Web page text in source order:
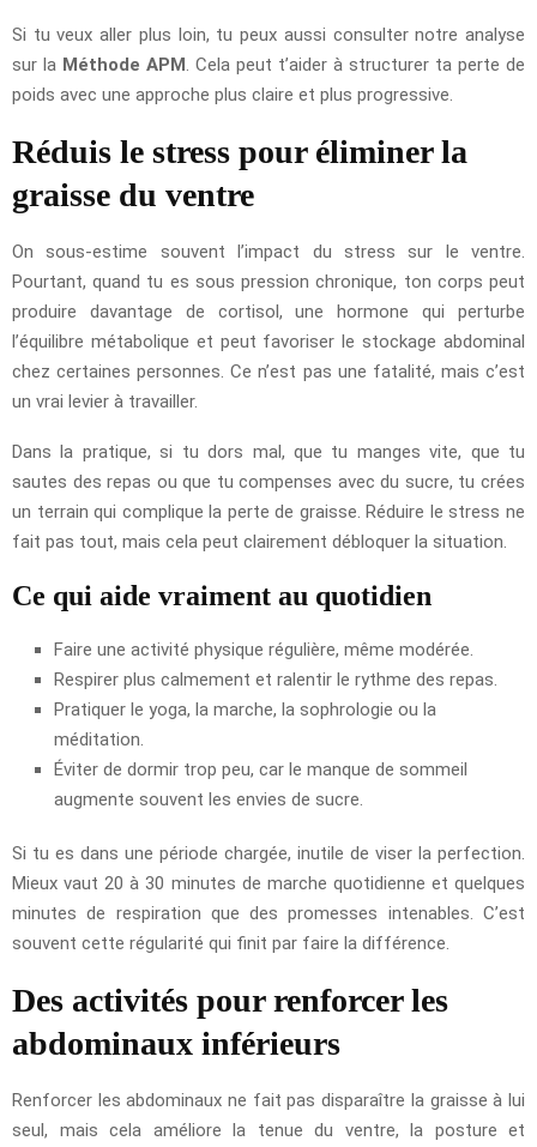
Si tu veux aller plus loin, tu peux aussi consulter notre analyse
sur la Méthode APM . Cela peut t’aider à structurer ta perte de
poids avec une approche plus claire et plus progressive.
Réduis le stress pour éliminer la
graisse du ventre
On sous-estime souvent l’impact du stress sur le ventre.
Pourtant, quand tu es sous pression chronique, ton corps peut
produire davantage de cortisol, une hormone qui perturbe
l’équilibre métabolique et peut favoriser le stockage abdominal
chez certaines personnes. Ce n’est pas une fatalité, mais c’est
un vrai levier à travailler.
Dans la pratique, si tu dors mal, que tu manges vite, que tu
sautes des repas ou que tu compenses avec du sucre, tu crées
un terrain qui complique la perte de graisse. Réduire le stress ne
fait pas tout, mais cela peut clairement débloquer la situation.
Ce qui aide vraiment au quotidien
Faire une activité physique régulière, même modérée.
Respirer plus calmement et ralentir le rythme des repas.
Pratiquer le yoga, la marche, la sophrologie ou la
méditation.
Éviter de dormir trop peu, car le manque de sommeil
augmente souvent les envies de sucre.
Si tu es dans une période chargée, inutile de viser la perfection.
Mieux vaut 20 à 30 minutes de marche quotidienne et quelques
minutes de respiration que des promesses intenables. C’est
souvent cette régularité qui finit par faire la différence.
Des activités pour renforcer les
abdominaux inférieurs
Renforcer les abdominaux ne fait pas disparaître la graisse à lui
seul, mais cela améliore la tenue du ventre, la posture et